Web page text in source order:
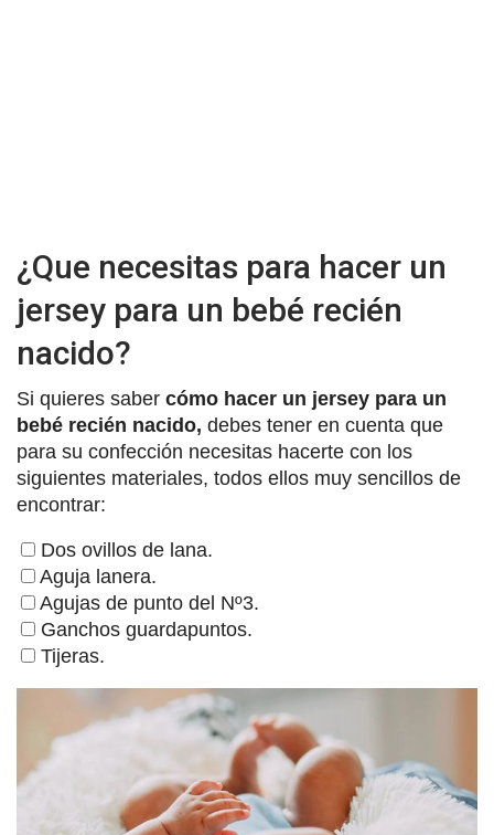
¿Que necesitas para hacer un
jersey para un bebé recién
nacido?
Si quieres saber cómo hacer un jersey para un
bebé recién nacido, debes tener en cuenta que
para su confección necesitas hacerte con los
siguientes materiales, todos ellos muy sencillos de
encontrar:
Dos ovillos de lana.
Aguja lanera.
Agujas de punto del Nº3.
Ganchos guardapuntos.
Tijeras.